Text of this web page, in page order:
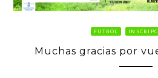
FUTBOL
Muchas gracias por